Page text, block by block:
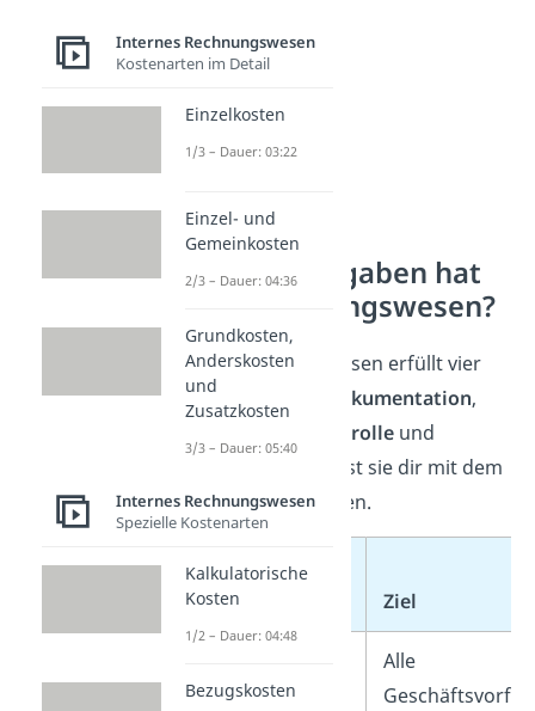
Welche Aufgaben hat
das Rechnungswesen?
Das Rechnungswesen erfüllt vier
Kernaufgaben:
Dokumentation,
Kontrolleund
. Du kannst sie dir mit dem
KürzelDIKPmerken.
Aufgabe Ziel
Alle
Internes Rechnungswesen
Kostenarten im Detail
Einzelkosten
1/3 – Dauer: 03:22
Einzel- und
Gemeinkosten
2/3 – Dauer: 04:36
Grundkosten,
Anderskosten
und
Zusatzkosten
3/3 – Dauer: 05:40
Internes Rechnungswesen
Spezielle Kostenarten
Kalkulatorische
Kosten
1/2 – Dauer: 04:48
Bezugskosten